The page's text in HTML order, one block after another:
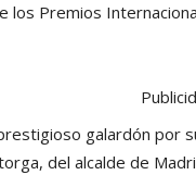
los Premios
galardón por
del alcalde de